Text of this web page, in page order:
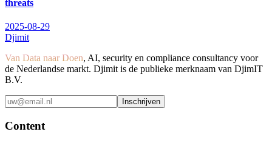
threats
2025-08-29
Djimit
Van Data naar Doen, AI, security en compliance consultancy voor
de Nederlandse markt. Djimit is de publieke merknaam van DjimIT
B.V.
Inschrijven
Content